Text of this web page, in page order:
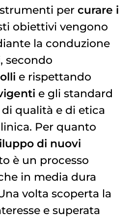
per curare i
obiettivi vengono
la conduzione
, secondo
e rispettando
e gli standard
qualità e di etica
Per quanto
di nuovi
è un processo
in media dura
volta scoperta la
e superata